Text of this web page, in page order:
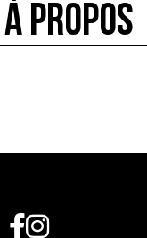
À PROPOS